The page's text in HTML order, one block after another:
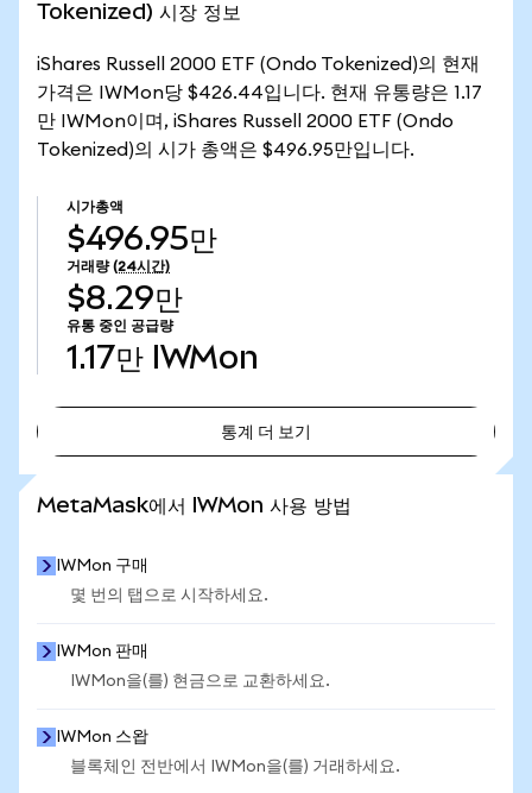
Tokenized) 시장 정보
iShares Russell 2000 ETF (Ondo Tokenized)의 현재
가격은 IWMon당 $426.44입니다. 현재 유통량은 1.17
만 IWMon이며, iShares Russell 2000 ETF (Ondo
Tokenized)의 시가 총액은 $496.95만입니다.
시가총액
$496.95만
거래량 (24시간)
$8.29만
유통 중인 공급량
1.17만 IWMon
통계 더 보기
MetaMask에서 IWMon 사용 방법
IWMon 구매
몇 번의 탭으로 시작하세요.
IWMon 판매
IWMon을(를) 현금으로 교환하세요.
IWMon 스왑
블록체인 전반에서 IWMon을(를) 거래하세요.